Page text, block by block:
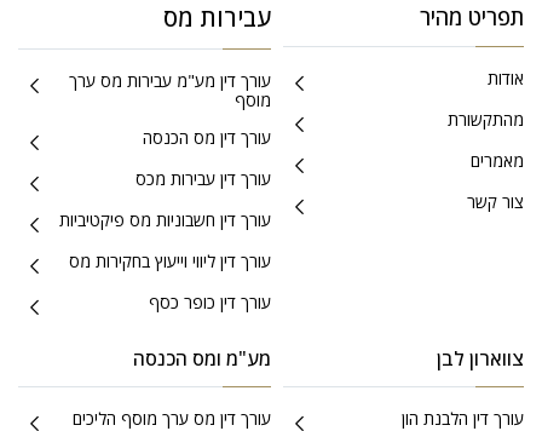
תפריט מהיר
אודות
מהתקשורת
מאמרים
צור קשר
עבירות מס
עורך דין מע"מ עבירות מס ערך
מוסף
עורך דין מס הכנסה
עורך דין עבירות מכס
עורך דין חשבוניות מס פיקטיביות
עורך דין ליווי וייעוץ בחקירות מס
עורך דין כופר כסף
צווארון לבן
עורך דין הלבנת הון
מע"מ ומס הכנסה
עורך דין מס ערך מוסף הליכים